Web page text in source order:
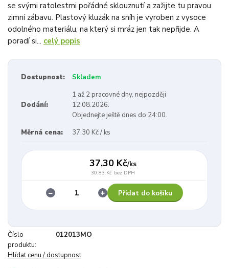
se svými ratolestmi pořádné sklouznutí a zažijte tu pravou
zimní zábavu. Plastový kluzák na sníh je vyroben z vysoce
odolného materiálu, na který si mráz jen tak nepřijde. A
poradí si... celý popis
Dostupnost: Skladem
Dodání:
1 až 2 pracovné dny, nejpozději
12.08.2026.
Objednejte ještě dnes do 24:00.
Měrná cena:
37,30 Kč / ks
37,30 Kč/ks
30,83 Kč bez DPH
Přidat do košíku
Číslo
produktu:
012013MO
Hlídat cenu / dostupnost